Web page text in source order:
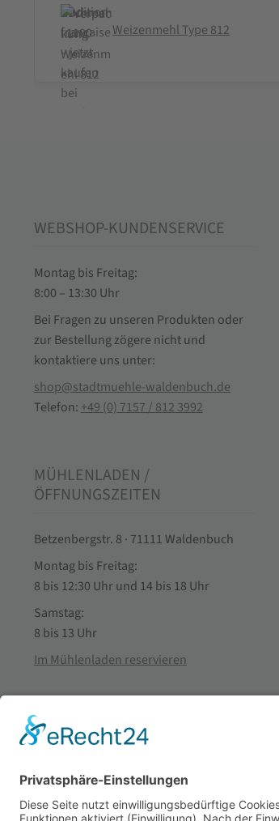
Weizenmehl Type 812
WEBSHOP-KUNDENSERVICE
Montag bis Freitag:
8:00 – 13:30 Uhr
Bei Fragen zu unseren Produkten oder
zur Bestellung zögere nicht und
kontaktiere uns unter:
shop@stadtmuehle-waldenbuch.de
Telefon: +49 (0) 7157 / 812 3992
MÜHLENLADEN /
ÖFFNUNGSZEITEN
Betzenbergstr. 8 · 71111 Waldenbuch
Montag bis Freitag:
8 bis 12:30 Uhr und 14 bis 18 Uhr
Samstag:
8 bis 13 Uhr
Im Mühlenladen reservieren